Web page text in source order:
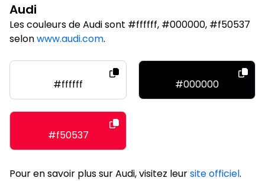
Audi
Les couleurs de Audi sont #ffffff, #000000, #f50537
selonwww.audi.com.
#ffffff #000000
#f50537
Pour en savoir plus sur Audi, visitez leursite officiel.